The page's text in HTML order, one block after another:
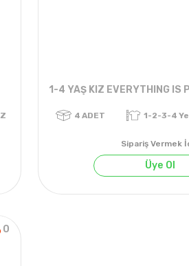
Sipariş Vermek
Üye Ol
0